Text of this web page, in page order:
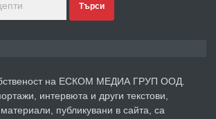
преди 5 дни
Търси
на ЕСКОМ МЕДИА ГРУП ООД.
интервюта и други текстови,
публикувани в сайта, са